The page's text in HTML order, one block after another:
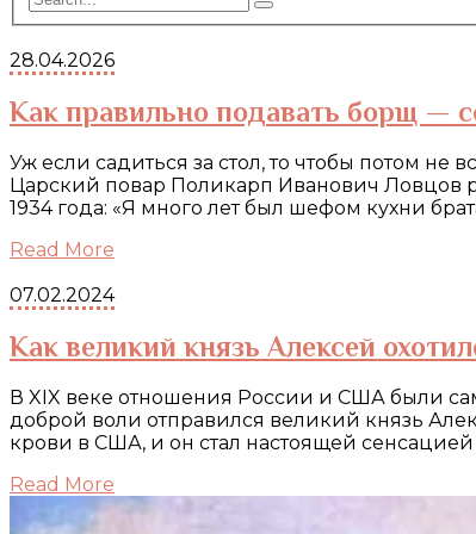
28.04.2026
Как правильно подавать борщ —
Уж если садиться за стол, то чтобы потом
Царский повар Поликарп Иванович Ловцов
1934 года: «Я много лет был шефом кухни
Read More
07.02.2024
Как великий князь Алексей
В XIX веке отношения России и США были
доброй воли отправился великий князь
крови в США, и он стал настоящей
Read More